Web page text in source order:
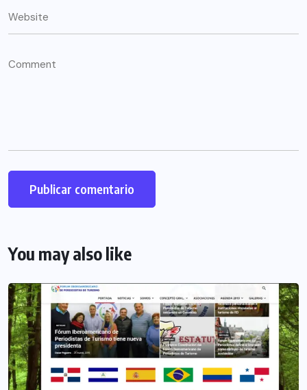
You may also like